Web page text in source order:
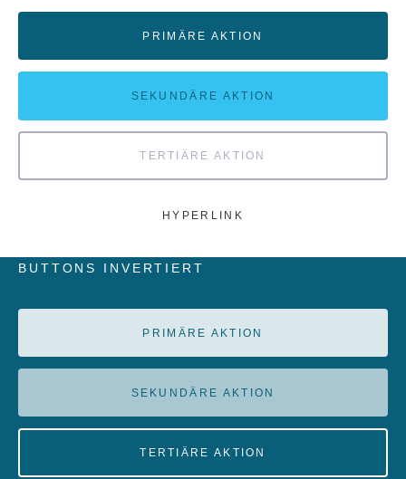
PRIMÄRE AKTION
SEKUNDÄRE AKTION
TERTIÄRE AKTION
HYPERLINK
BUTTONS INVERTIERT
PRIMÄRE AKTION
SEKUNDÄRE AKTION
TERTIÄRE AKTION